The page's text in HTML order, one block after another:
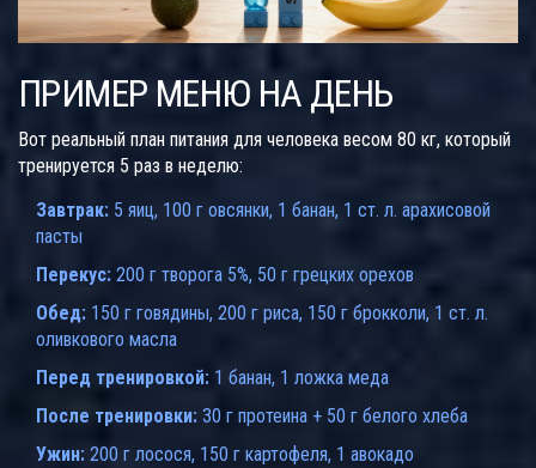
ПРИМЕР МЕНЮ НА ДЕНЬ
Вот реальный план питания для человека весом 80 кг, который
тренируется 5 раз в неделю:
Завтрак: 5 яиц, 100 г овсянки, 1 банан, 1 ст. л. арахисовой
пасты
Перекус: 200 г творога 5%, 50 г грецких орехов
Обед: 150 г говядины, 200 г риса, 150 г брокколи, 1 ст. л.
оливкового масла
Перед тренировкой: 1 банан, 1 ложка меда
После тренировки: 30 г протеина + 50 г белого хлеба
Ужин: 200 г лосося, 150 г картофеля, 1 авокадо